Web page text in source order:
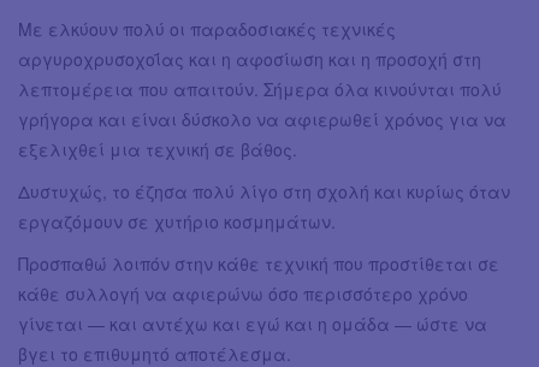
Με ελκύουν πολύ οι παραδοσιακές τεχνικές
αργυροχρυσοχοΐας και η αφοσίωση και η προσοχή στη
λεπτομέρεια που απαιτούν. Σήμερα όλα κινούνται πολύ
γρήγορα και είναι δύσκολο να αφιερωθεί χρόνος για να
εξελιχθεί μια τεχνική σε βάθος.
Δυστυχώς, το έζησα πολύ λίγο στη σχολή και κυρίως όταν
εργαζόμουν σε χυτήριο κοσμημάτων.
Προσπαθώ λοιπόν στην κάθε τεχνική που προστίθεται σε
κάθε συλλογή να αφιερώνω όσο περισσότερο χρόνο
γίνεται — και αντέχω και εγώ και η ομάδα — ώστε να
βγει το επιθυμητό αποτέλεσμα.